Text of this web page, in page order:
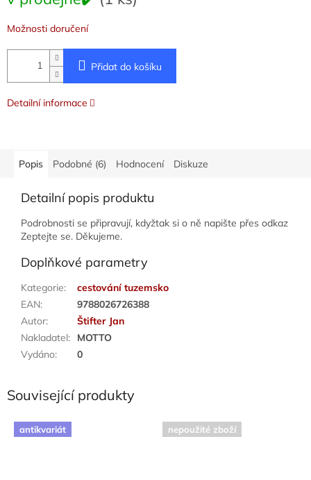
Možnosti doručení
Přidat do košíku
Detailní informace
Popis Podobné (6) Hodnocení Diskuze
Detailní popis produktu
Podrobnosti se připravují, kdyžtak si o ně napište přes odkaz
Zeptejte se. Děkujeme.
Doplňkové parametry
Kategorie:
cestování tuzemsko
EAN:
9788026726388
Autor:
Štifter Jan
Nakladatel:
MOTTO
Vydáno: 0
Související produkty
antikvariát nepoužité zboží